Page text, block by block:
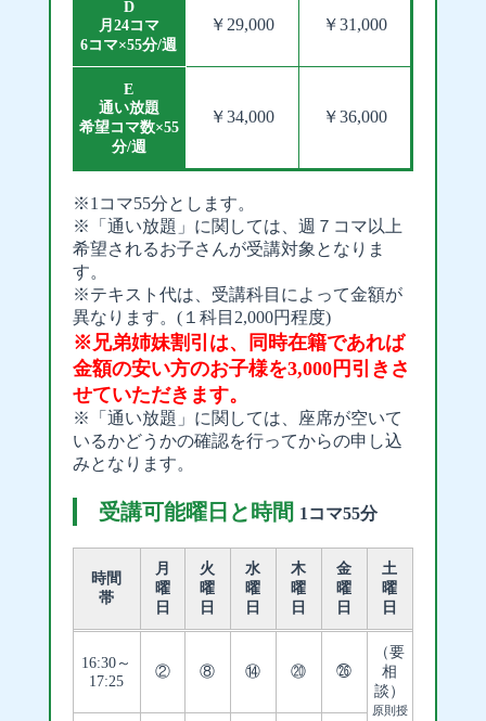
D
月24コマ
6コマ×55分/週
￥29,000 ￥31,000
E
通い放題
希望コマ数×55
分/週
￥34,000 ￥36,000
※1コマ55分とします。
※「通い放題」に関しては、週７コマ以上
希望されるお子さんが受講対象となりま
す。
※テキスト代は、受講科目によって金額が
異なります。(１科目2,000円程度)
※兄弟姉妹割引は、同時在籍であれば
金額の安い方のお子様を3,000円引きさ
せていただきます。
※「通い放題」に関しては、座席が空いて
いるかどうかの確認を行ってからの申し込
みとなります。
受講可能曜日と時間 1コマ55分
時間
帯
月
曜
日
火
曜
日
水
曜
日
木
曜
日
金
曜
日
土
曜
日
16:30～
17:25
② ⑧ ⑭ ⑳ ㉖
（要
相
談）
原則授